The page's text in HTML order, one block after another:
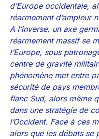
d’Europe occidentale,
réarmement d’ampleur
A l’inverse, un axe
réarmement massif se
l’Europe, sous
centre de gravité
phénomène met entre
sécurité de pays
flanc Sud, alors même
dans une stratégie de
l’Occident. Face à ces
alors que les débats se